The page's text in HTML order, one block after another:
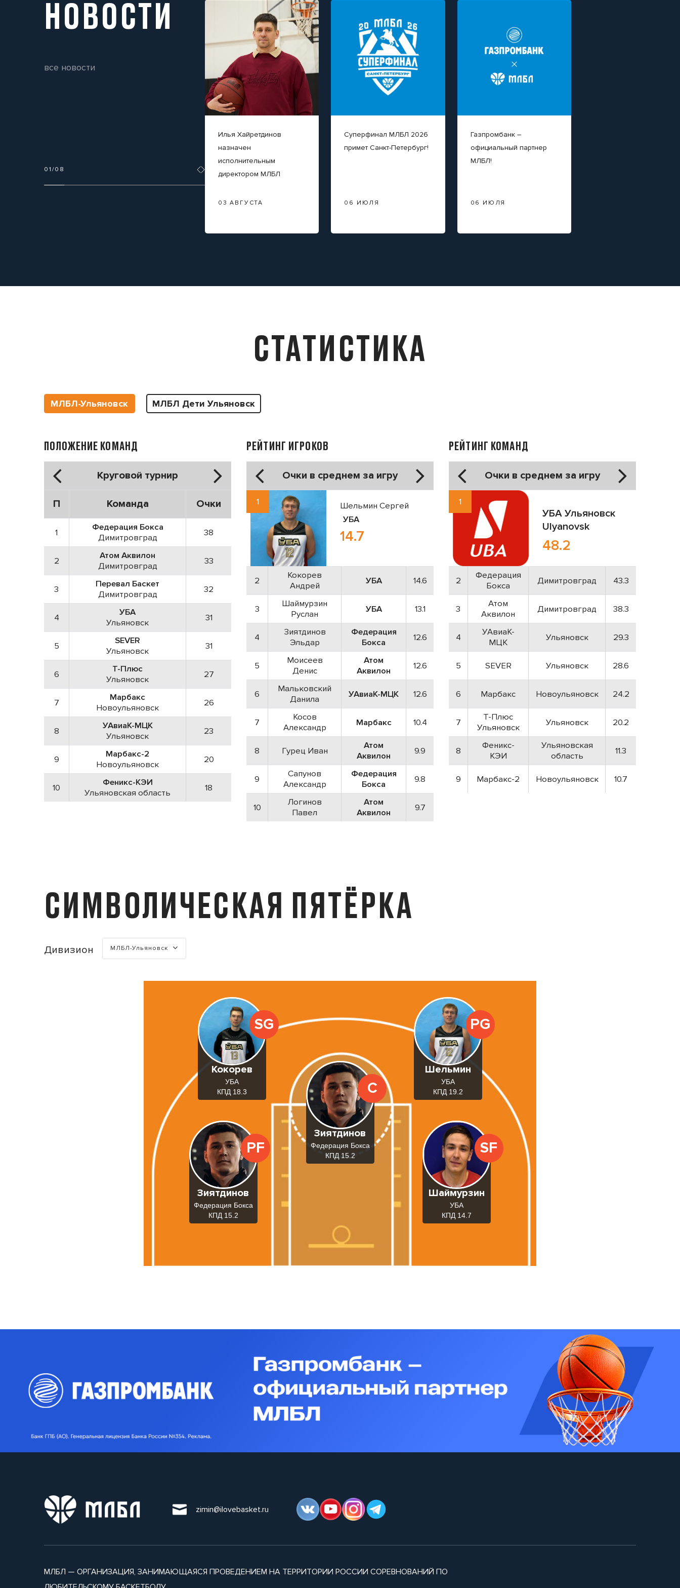
НОВОСТИ
все новости
01 /08
Илья Хайретдинов
назначен
исполнительным
директором МЛБЛ
03 АВГУСТА
Суперфинал МЛБЛ 2026
примет Санкт-Петербург!
06 ИЮЛЯ
Газпромбанк –
официальный партнер
МЛБЛ!
06 ИЮЛЯ
СТАТИСТИКА
МЛБЛ-Ульяновск МЛБЛ Дети Ульяновск
ПОЛОЖЕНИЕ КОМАНД
Круговой турнир
П Команда Очки
1
Федерация Бокса
Димитровград
38
2
Атом Аквилон
Димитровград
33
3
Перевал Баскет
Димитровград
32
4
УБА
Ульяновск
31
5
SEVER
Ульяновск
31
6
Т-Плюс
Ульяновск
27
7
Марбакс
Новоульяновск
26
8
УАвиаК-МЦК
Ульяновск
23
9
Марбакс-2
Новоульяновск
20
10
Феникс-КЭИ
Ульяновская область
18
РЕЙТИНГ ИГРОКОВ
Очки в среднем за игру
1
Шельмин Сергей
УБА
14.7
2
Кокорев
Андрей
УБА 14.6
3
Шаймурзин
Руслан
УБА 13.1
4
Зиятдинов
Эльдар
Федерация
Бокса
12.6
5
Моисеев
Денис
Атом
Аквилон
12.6
6
Мальковский
Данила
УАвиаК-МЦК 12.6
7
Косов
Александр
Марбакс 10.4
8 Гурец Иван
Атом
Аквилон
9.9
9
Сапунов
Александр
Федерация
Бокса
9.8
10
Логинов
Павел
Атом
Аквилон
9.7
РЕЙТИНГ КОМАНД
Очки в среднем за игру
1
УБА Ульяновск
Ulyanovsk
48.2
2
Федерация
Бокса
Димитровград 43.3
3
Атом
Аквилон
Димитровград 38.3
4
УАвиаК-
МЦК
Ульяновск 29.3
5 SEVER Ульяновск 28.6
6 Марбакс Новоульяновск 24.2
7
Т-Плюс
Ульяновск
Ульяновск 20.2
8
Феникс-
КЭИ
Ульяновская
область
11.3
9 Марбакс-2 Новоульяновск 10.7
СИМВОЛИЧЕСКАЯ ПЯТЁРКА
Дивизион Турнир
МЛБЛ-Ульяновск
Кокорев
УБА
КПД 18.3
SG
Зиятдинов
Федерация Бокса
КПД 15.2
PF
Зиятдинов
Федерация Бокса
КПД 15.2
C
Шельмин
УБА
КПД 19.2
PG
Шаймурзин
УБА
КПД 14.7
SF
zimin@ilovebasket.ru
МЛБЛ — ОРГАНИЗАЦИЯ, ЗАНИМАЮЩАЯСЯ ПРОВЕДЕНИЕМ НА ТЕРРИТОРИИ РОССИИ СОРЕВНОВАНИЙ ПО